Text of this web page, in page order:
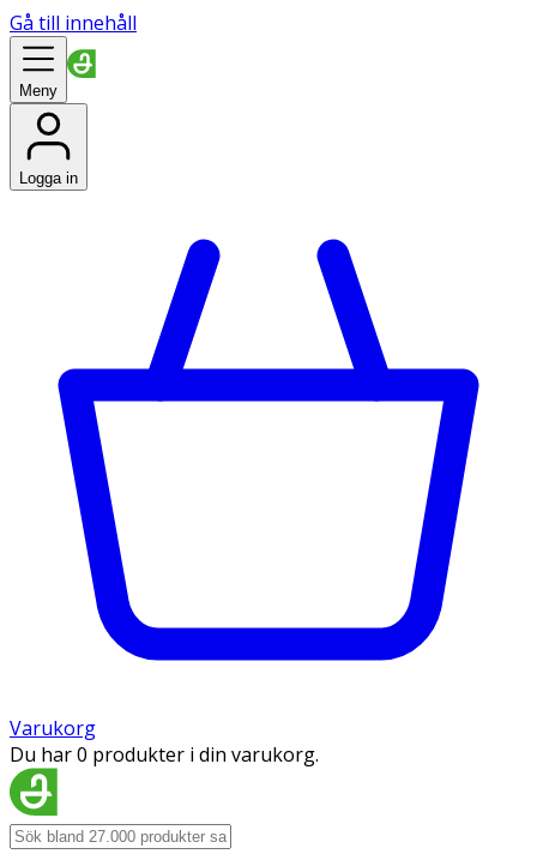
Gå till innehåll
Meny
Logga in
Varukorg
Du har 0 produkter i din varukorg.